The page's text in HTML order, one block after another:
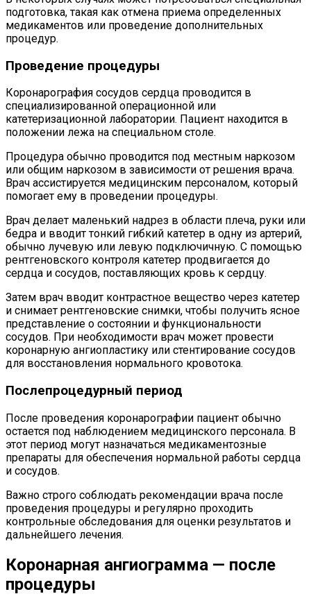
подготовка, такая как отмена приема определенных
медикаментов или проведение дополнительных
процедур.
Проведение процедуры
Коронарография сосудов сердца проводится в
специализированной операционной или
катетеризационной лаборатории. Пациент находится в
положении лежа на специальном столе.
Процедура обычно проводится под местным наркозом
или общим наркозом в зависимости от решения врача.
Врач ассистируется медицинским персоналом, который
помогает ему в проведении процедуры.
Врач делает маленький надрез в области плеча, руки или
бедра и вводит тонкий гибкий катетер в одну из артерий,
обычно лучевую или левую подключичную. С помощью
рентгеновского контроля катетер продвигается до
сердца и сосудов, поставляющих кровь к сердцу.
Затем врач вводит контрастное вещество через катетер
и снимает рентгеновские снимки, чтобы получить ясное
представление о состоянии и функциональности
сосудов. При необходимости врач может провести
коронарную ангиопластику или стентирование сосудов
для восстановления нормального кровотока.
Послепроцедурный период
После проведения коронарографии пациент обычно
остается под наблюдением медицинского персонала. В
этот период могут назначаться медикаментозные
препараты для обеспечения нормальной работы сердца
и сосудов.
Важно строго соблюдать рекомендации врача после
проведения процедуры и регулярно проходить
контрольные обследования для оценки результатов и
дальнейшего лечения.
Коронарная ангиограмма — после
процедуры